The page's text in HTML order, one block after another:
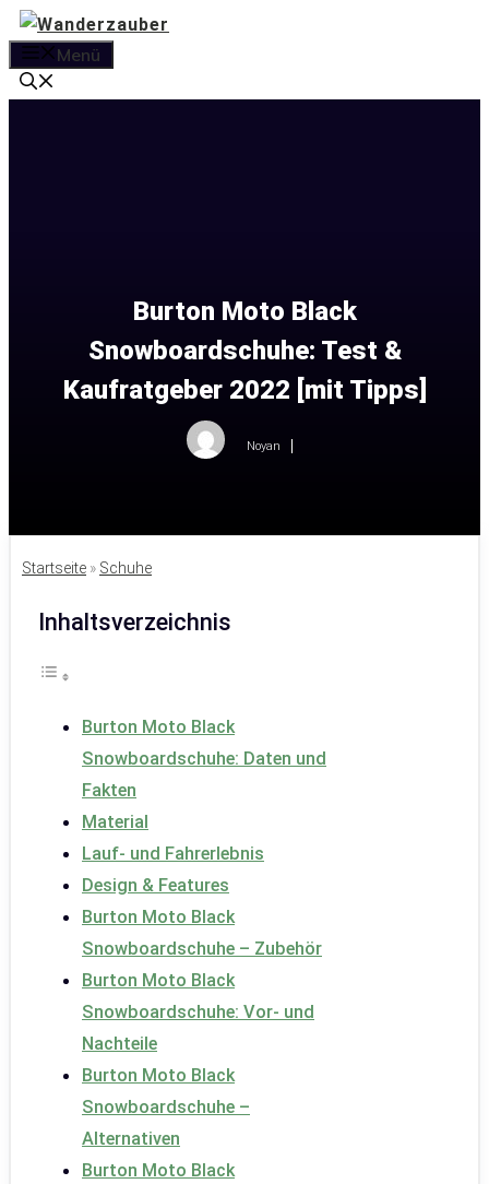
Zum
Inhalt
springen
Menü
Burton Moto Black
Snowboardschuhe: Test &
Kaufratgeber 2022 [mit Tipps]
Noyan
Startseite » Schuhe
Inhaltsverzeichnis
Burton Moto Black
Snowboardschuhe: Daten und
Fakten
Material
Lauf- und Fahrerlebnis
Design & Features
Burton Moto Black
Snowboardschuhe – Zubehör
Burton Moto Black
Snowboardschuhe: Vor- und
Nachteile
Burton Moto Black
Snowboardschuhe –
Alternativen
Burton Moto Black